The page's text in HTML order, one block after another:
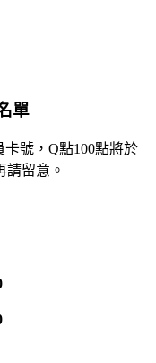
單
號，Q點100點將於
請留意。